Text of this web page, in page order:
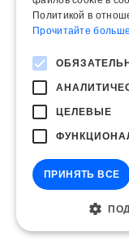
Политикой в
Прочитайте больше
ЦЕЛЕВЫЕ
ПРИНЯТЬ ВСЕ